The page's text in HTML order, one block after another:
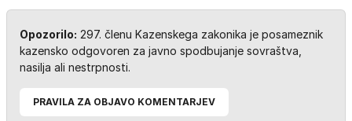
Opozorilo: 297. členu Kazenskega zakonika je posameznik
kazensko odgovoren za javno spodbujanje sovraštva,
nasilja ali nestrpnosti.
PRAVILA ZA OBJAVO KOMENTARJEV